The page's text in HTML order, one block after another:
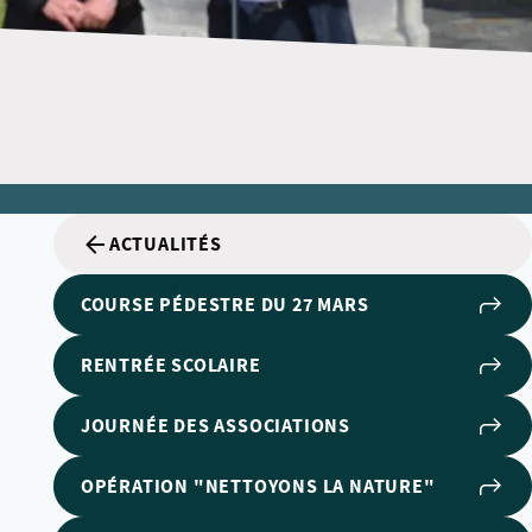
ACTUALITÉS
COURSE PÉDESTRE DU 27 MARS
RENTRÉE SCOLAIRE
JOURNÉE DES ASSOCIATIONS
OPÉRATION "NETTOYONS LA NATURE"